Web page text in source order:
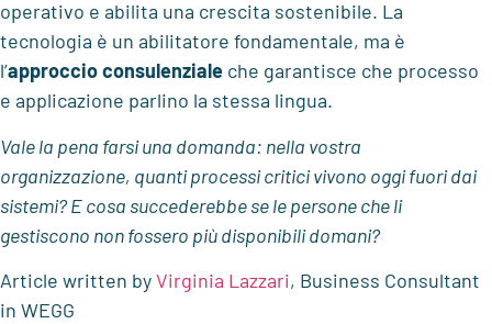
operativo e abilita una crescita sostenibile. La
tecnologia è un abilitatore fondamentale, ma è
l’approccio consulenziale che garantisce che processo
e applicazione parlino la stessa lingua.
Vale la pena farsi una domanda: nella vostra
organizzazione, quanti processi critici vivono oggi fuori dai
sistemi? E cosa succederebbe se le persone che li
gestiscono non fossero più disponibili domani?
Article written byVirginia Lazzari, Business Consultant
in WEGG